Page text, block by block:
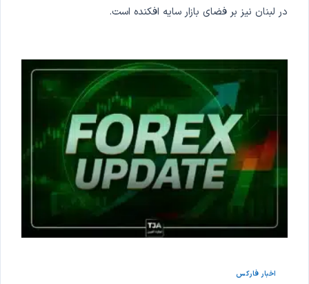
در لبنان نیز بر فضای بازار سایه افکنده است.
اخبار فارکس